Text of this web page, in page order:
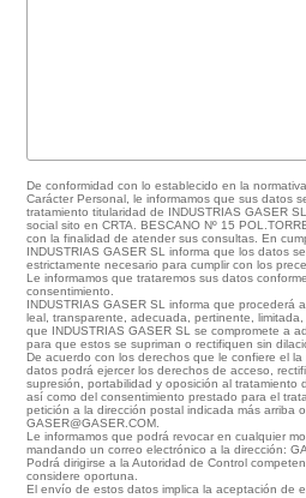
De conformidad con lo establecido en la
Carácter Personal, le informamos que sus datos
tratamiento titularidad de INDUSTRIAS GASER
social sito en CRTA. BESCANO Nº 15
con la finalidad de atender sus consultas. En
INDUSTRIAS GASER SL informa que los datos
estrictamente necesario para cumplir con los
Le informamos que trataremos sus datos
consentimiento.
INDUSTRIAS GASER SL informa que procederá
leal, transparente, adecuada, pertinente,
que INDUSTRIAS GASER SL se compromete a
para que estos se supriman o rectifiquen sin
De acuerdo con los derechos que le confiere el
datos podrá ejercer los derechos de acceso,
supresión, portabilidad y oposición al tratamiento
así como del consentimiento prestado para el
petición a la dirección postal indicada más arriba
GASER@GASER.COM.
Le informamos que podrá revocar en cualquier
mandando un correo electrónico a la dirección:
Podrá dirigirse a la Autoridad de Control
considere oportuna.
El envío de estos datos implica la aceptación de